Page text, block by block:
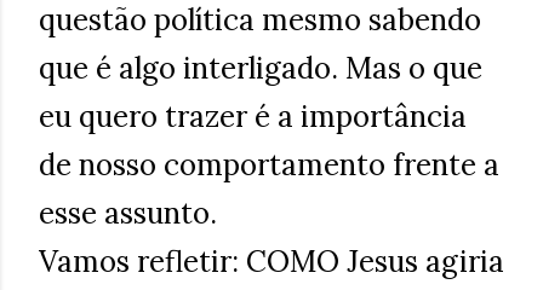
questão política mesmo sabendo
que é algo interligado. Mas o que
eu quero trazer é a importância
de nosso comportamento frente a
esse assunto.
Vamos refletir: COMO Jesus agiria